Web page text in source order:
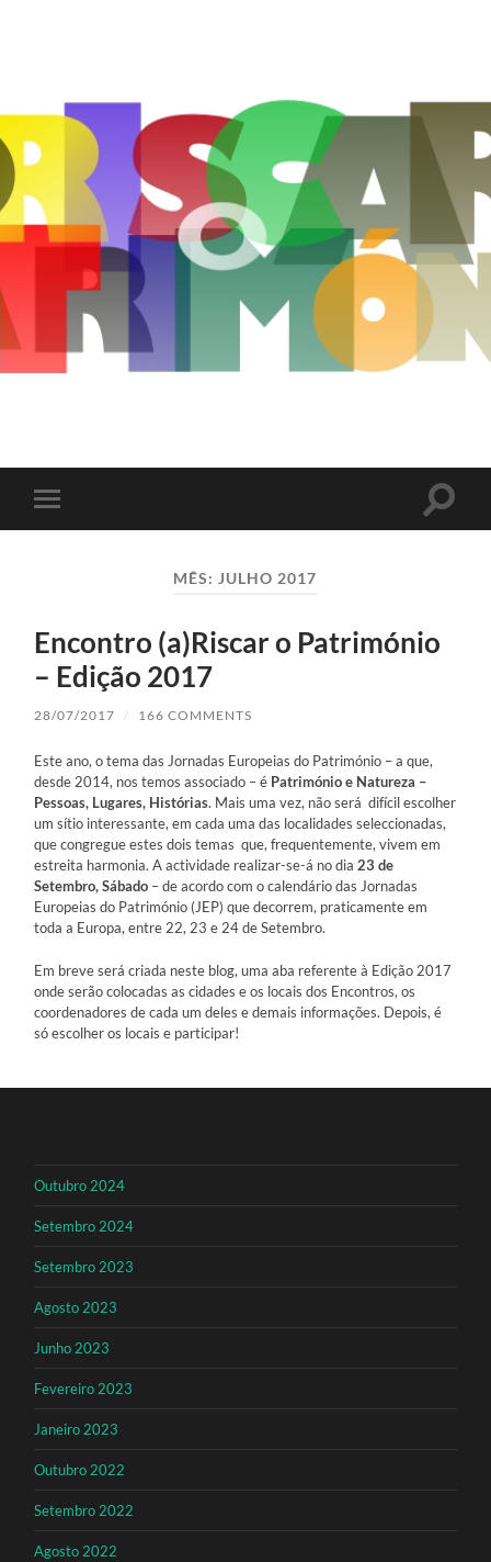
Toggle
mobile
Toggle
MÊS: JULHO 2017
Encontro (a)Riscar o Património
– Edição 2017
28/07/2017 / 166 COMMENTS
Este ano, o tema das Jornadas Europeias do Património – a que,
desde 2014, nos temos associado – é Património e Natureza –
Pessoas, Lugares, Histórias. Mais uma vez, não será difícil escolher
um sítio interessante, em cada uma das localidades seleccionadas,
que congregue estes dois temas que, frequentemente, vivem em
estreita harmonia. A actividade realizar-se-á no dia23 de
Setembro, Sábado – de acordo com o calendário das Jornadas
Europeias do Património (JEP) que decorrem, praticamente em
toda a Europa, entre 22, 23 e 24 de Setembro.
Em breve será criada neste blog, uma aba referente à Edição 2017
onde serão colocadas as cidades e os locais dos Encontros, os
coordenadores de cada um deles e demais informações. Depois, é
só escolher os locais e participar!
Outubro 2024
Setembro 2024
Setembro 2023
Agosto 2023
Junho 2023
Fevereiro 2023
Janeiro 2023
Outubro 2022
Setembro 2022
Agosto 2022